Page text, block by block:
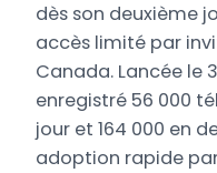
dès son deuxième
accès limité par
Canada. Lancée le
enregistré 56 000
jour et 164 000 en
adoption rapide